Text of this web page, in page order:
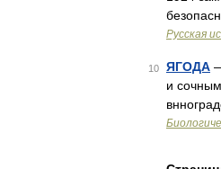
Русская
10 ЯГОДА
и